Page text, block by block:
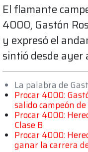
El flamante
4000, Gastón
y expresó el
sintió desde ayer
La palabra de
Procar 4000:
salido campeón
Procar 4000:
Clase B
Procar 4000:
ganar la carrera